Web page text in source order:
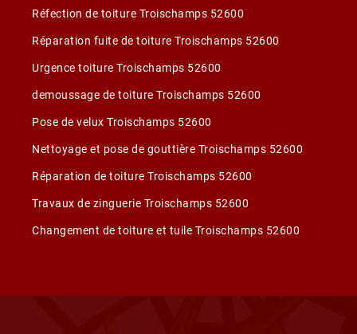
Réfection de toiture Troischamps 52600
Réparation fuite de toiture Troischamps 52600
Urgence toiture Troischamps 52600
demoussage de toiture Troischamps 52600
Pose de velux Troischamps 52600
Nettoyage et pose de gouttière Troischamps 52600
Réparation de toiture Troischamps 52600
Travaux de zinguerie Troischamps 52600
Changement de toiture et tuile Troischamps 52600